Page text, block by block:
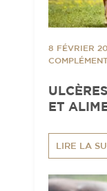
8 FÉVRIER
ET
LIRE LA